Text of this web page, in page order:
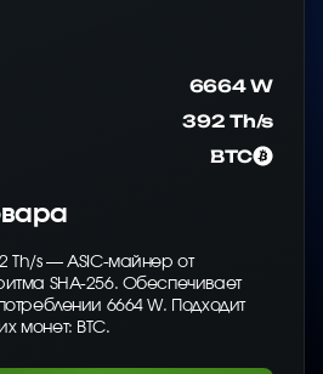
6664 W
392 Th/s
BTC
Th/s — ASIC-майнер от
SHA-256. Обеспечивает
6664 W. Подходит
монет: BTC.